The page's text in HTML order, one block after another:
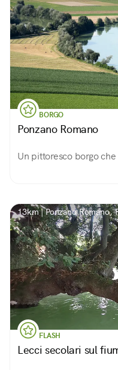
BORGO
Ponzano Romano
Un pittoresco borgo
13km | Ponzano Romano,
FLASH
Lecci secolari sul